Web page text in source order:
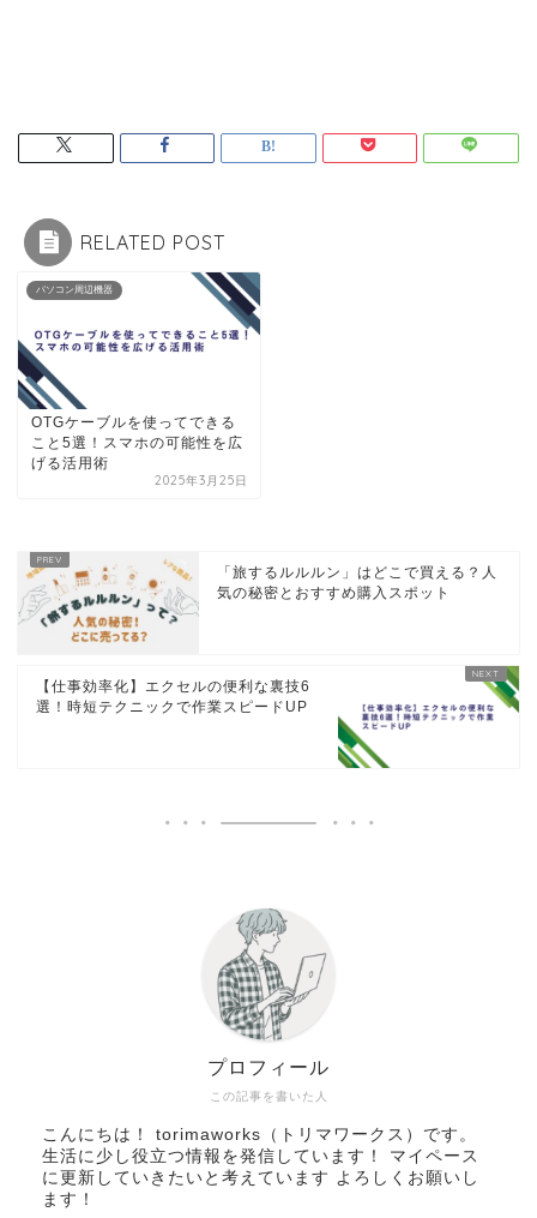
RELATED POST
パソコン周辺機器
OTGケーブルを使ってできる
こと5選！スマホの可能性を広
げる活用術
2025年3月25日
「旅するルルルン」はどこで買える？人
気の秘密とおすすめ購入スポット
【仕事効率化】エクセルの便利な裏技6
選！時短テクニックで作業スピードUP
この記事を書いた人
プロフィール
こんにちは！ torimaworks（トリマワークス）です。
生活に少し役立つ情報を発信しています！ マイペース
に更新していきたいと考えています よろしくお願いし
ます！